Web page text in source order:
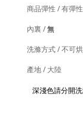
商品彈性 / 有彈性
內裏 /無
洗滌方式 / 不可
產地 / 大陸
深淺色請分開